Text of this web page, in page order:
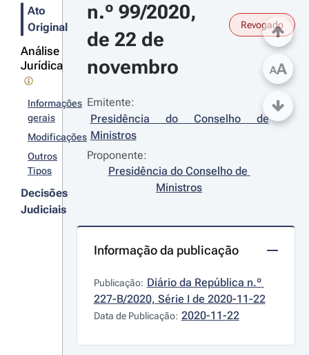
Ato
Original
Análise
Jurídica
Informações
gerais
Modificações
Outros
Tipos
Decisões
Judiciais
n.º 99/2020,
de 22 de
novembro
Revogado
Emitente:
Presidência do Conselho de
Ministros
Proponente:
Presidência do Conselho de
Ministros
Informação da publicação
Publicação: Diário da República n.º
227-B/2020, Série I de 2020-11-22
Data de Publicação: 2020-11-22
AA